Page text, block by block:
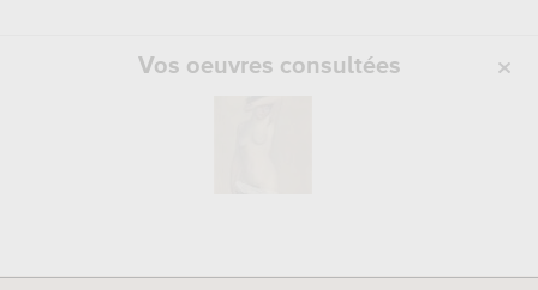
Vos oeuvres consultées